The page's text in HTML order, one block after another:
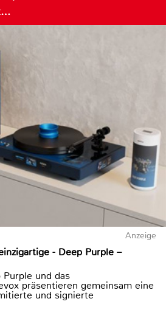
Anzeige
- Deep Purple –
Purple und das
präsentieren gemeinsam eine
und signierte